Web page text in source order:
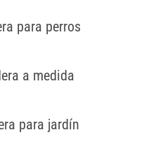
para perros
a medida
para jardín